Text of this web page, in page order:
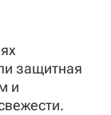
защитная
и